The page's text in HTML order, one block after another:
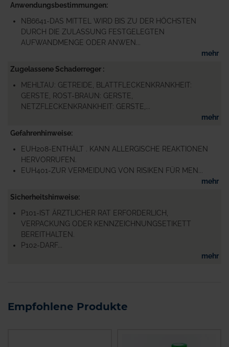
Anwendungsbestimmungen
NB6641-DAS MITTEL WIRD BIS ZU DER HÖCHSTEN
DURCH DIE ZULASSUNG FESTGELEGTEN
AUFWANDMENGE ODER ANWEN...
mehr
Zugelassene Schaderreger
MEHLTAU: GETREIDE, BLATTFLECKENKRANKHEIT:
GERSTE, ROST-BRAUN: GERSTE,
NETZFLECKENKRANKHEIT: GERSTE,...
mehr
Gefahrenhinweise
EUH208-ENTHÄLT . KANN ALLERGISCHE REAKTIONEN
HERVORRUFEN.
EUH401-ZUR VERMEIDUNG VON RISIKEN FÜR MEN...
mehr
Sicherheitshinweise
P101-IST ÄRZTLICHER RAT ERFORDERLICH,
VERPACKUNG ODER KENNZEICHNUNGSETIKETT
BEREITHALTEN.
P102-DARF...
mehr
Empfohlene Produkte